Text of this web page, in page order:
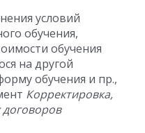
условий
обучения,
обучения
на другой
обучения и пр.,
Корректировка,